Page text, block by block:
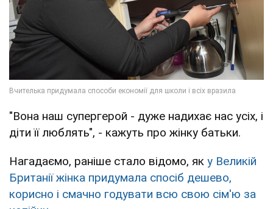
"Вона наш супергерой - дуже надихає нас усіх, і
діти її люблять", - кажуть про жінку батьки.
Нагадаємо, раніше стало відомо, як у Великій
Британії жінка придумала спосіб дешево,
корисно і смачно годувати всю свою сім'ю за